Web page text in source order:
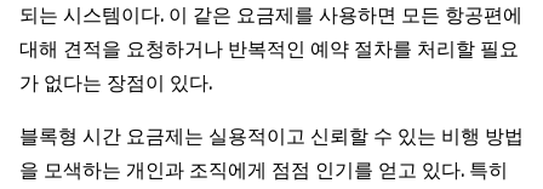
되는 시스템이다. 이 같은 요금제를 사용하면 모든 항공편에
대해 견적을 요청하거나 반복적인 예약 절차를 처리할 필요
가 없다는 장점이 있다.
블록형 시간 요금제는 실용적이고 신뢰할 수 있는 비행 방법
을 모색하는 개인과 조직에게 점점 인기를 얻고 있다. 특히